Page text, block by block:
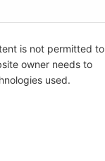
is not permitted to
owner needs to
used.